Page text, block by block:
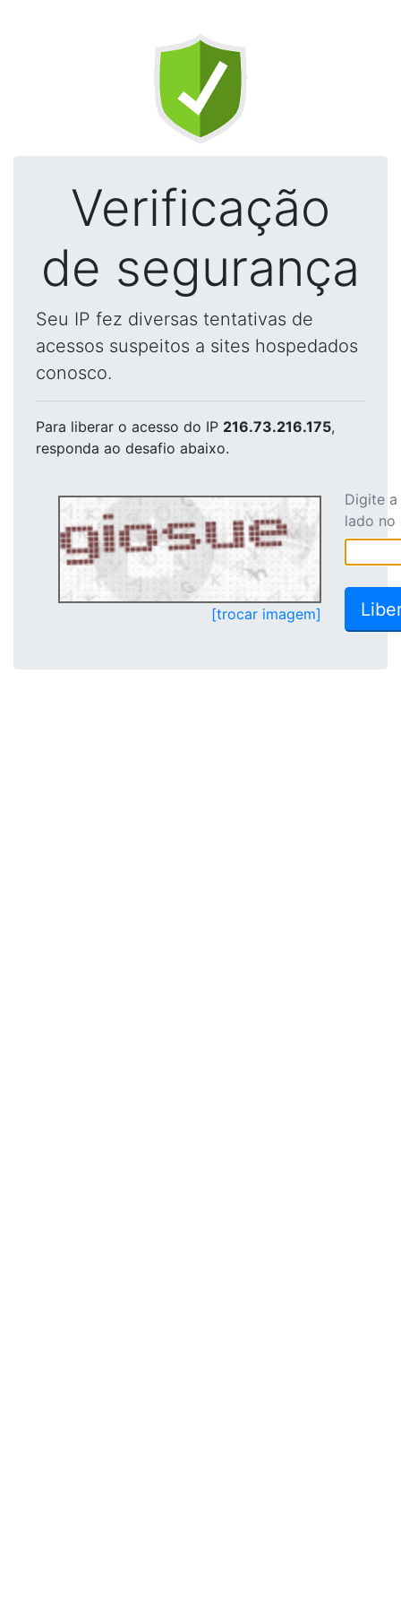
Verificação
de segurança
Seu IP fez diversas tentativas de
acessos suspeitos a sites hospedados
conosco.
Para liberar o acesso do IP 216.73.216.175,
responda ao desafio abaixo.
[trocar imagem]
Digite
lado no